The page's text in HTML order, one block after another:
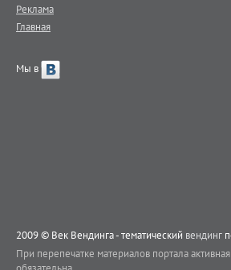
Реклама
Главная
Мы в
2009 © Век Вендинга - тематический вендинг
При перепечатке материалов портала